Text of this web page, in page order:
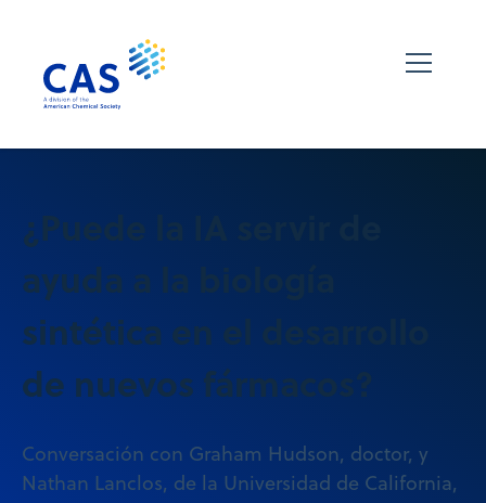
¿Puede la IA servir de
ayuda a la biología
sintética en el desarrollo
de nuevos fármacos?
Conversación con Graham Hudson, doctor, y
Nathan Lanclos, de la Universidad de California,